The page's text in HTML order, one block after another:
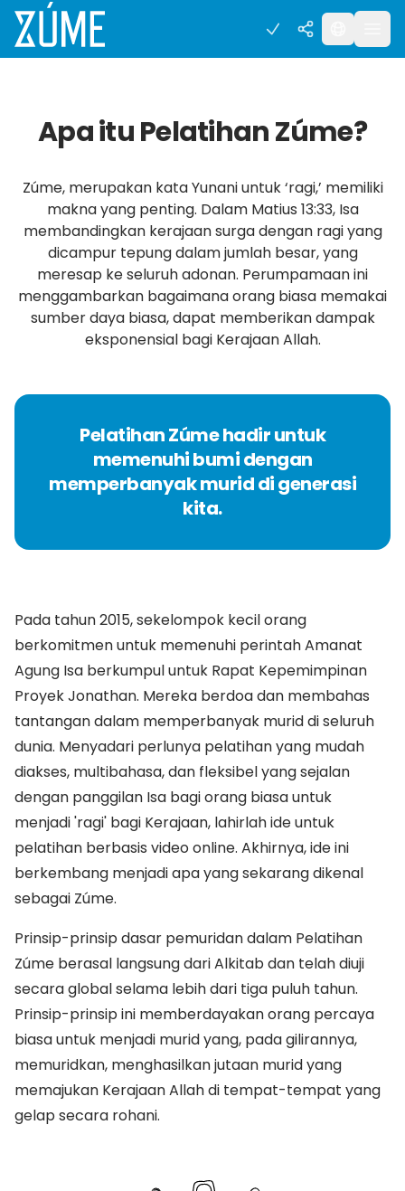
Apa itu Pelatihan Zúme?
Zúme, merupakan kata Yunani untuk ‘ragi,’ memiliki
makna yang penting. Dalam Matius 13:33, Isa
membandingkan kerajaan surga dengan ragi yang
dicampur tepung dalam jumlah besar, yang
meresap ke seluruh adonan. Perumpamaan ini
menggambarkan bagaimana orang biasa memakai
sumber daya biasa, dapat memberikan dampak
eksponensial bagi Kerajaan Allah.
Pelatihan Zúme hadir untuk
memenuhi bumi dengan
memperbanyak murid di generasi
kita.
Pada tahun 2015, sekelompok kecil orang
berkomitmen untuk memenuhi perintah Amanat
Agung Isa berkumpul untuk Rapat Kepemimpinan
Proyek Jonathan. Mereka berdoa dan membahas
tantangan dalam memperbanyak murid di seluruh
dunia. Menyadari perlunya pelatihan yang mudah
diakses, multibahasa, dan fleksibel yang sejalan
dengan panggilan Isa bagi orang biasa untuk
menjadi 'ragi' bagi Kerajaan, lahirlah ide untuk
pelatihan berbasis video online. Akhirnya, ide ini
berkembang menjadi apa yang sekarang dikenal
sebagai Zúme.
Prinsip-prinsip dasar pemuridan dalam Pelatihan
Zúme berasal langsung dari Alkitab dan telah diuji
secara global selama lebih dari tiga puluh tahun.
Prinsip-prinsip ini memberdayakan orang percaya
biasa untuk menjadi murid yang, pada gilirannya,
memuridkan, menghasilkan jutaan murid yang
memajukan Kerajaan Allah di tempat-tempat yang
gelap secara rohani.